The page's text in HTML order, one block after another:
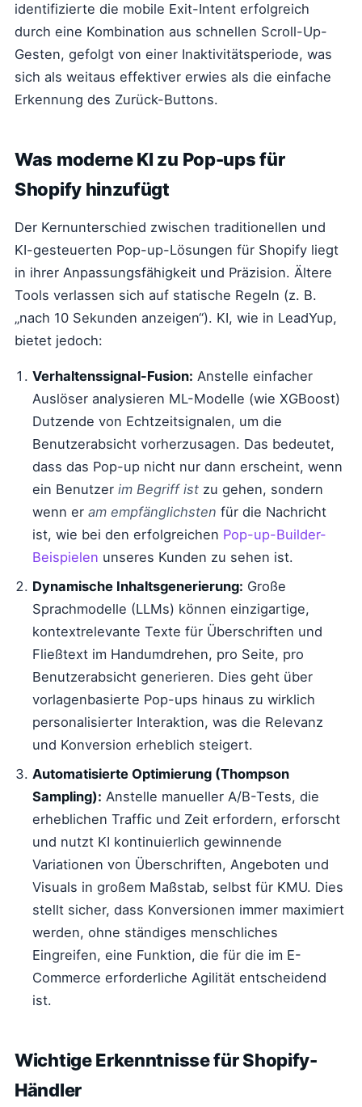
identifizierte die mobile Exit-Intent erfolgreich
durch eine Kombination aus schnellen Scroll-Up-
Gesten, gefolgt von einer Inaktivitätsperiode, was
sich als weitaus effektiver erwies als die einfache
Erkennung des Zurück-Buttons.
Was moderne KI zu Pop-ups für
Shopify hinzufügt
Der Kernunterschied zwischen traditionellen und
KI-gesteuerten Pop-up-Lösungen für Shopify liegt
in ihrer Anpassungsfähigkeit und Präzision. Ältere
Tools verlassen sich auf statische Regeln (z. B.
„nach 10 Sekunden anzeigen“). KI, wie in LeadYup,
bietet jedoch:
Verhaltenssignal-Fusion: Anstelle einfacher
Auslöser analysieren ML-Modelle (wie XGBoost)
Dutzende von Echtzeitsignalen, um die
Benutzerabsicht vorherzusagen. Das bedeutet,
dass das Pop-up nicht nur dann erscheint, wenn
ein Benutzer im Begriff ist zu gehen, sondern
wenn er am empfänglichsten für die Nachricht
ist, wie bei den erfolgreichen Pop-up-Builder-
Beispielen unseres Kunden zu sehen ist.
Dynamische Inhaltsgenerierung: Große
Sprachmodelle (LLMs) können einzigartige,
kontextrelevante Texte für Überschriften und
Fließtext im Handumdrehen, pro Seite, pro
Benutzerabsicht generieren. Dies geht über
vorlagenbasierte Pop-ups hinaus zu wirklich
personalisierter Interaktion, was die Relevanz
und Konversion erheblich steigert.
Automatisierte Optimierung (Thompson
Sampling): Anstelle manueller A/B-Tests, die
erheblichen Traffic und Zeit erfordern, erforscht
und nutzt KI kontinuierlich gewinnende
Variationen von Überschriften, Angeboten und
Visuals in großem Maßstab, selbst für KMU. Dies
stellt sicher, dass Konversionen immer maximiert
werden, ohne ständiges menschliches
Eingreifen, eine Funktion, die für die im E-
Commerce erforderliche Agilität entscheidend
ist.
Wichtige Erkenntnisse für Shopify-
Händler